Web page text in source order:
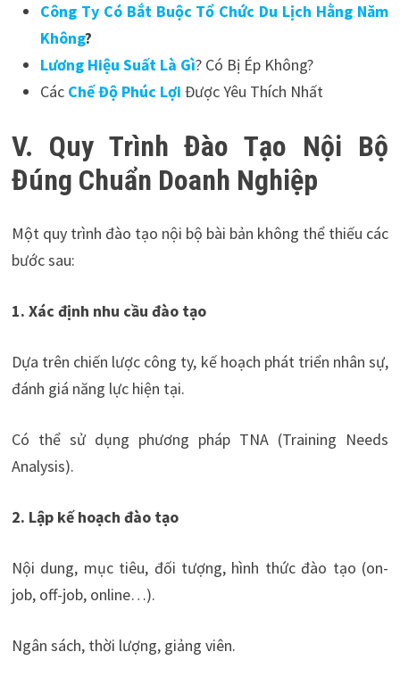
Công Ty Có Bắt Buộc Tổ Chức Du Lịch Hằng Năm
Không?
Lương Hiệu Suất Là Gì? Có Bị Ép Không?
Các Chế Độ Phúc Lợi Được Yêu Thích Nhất
V. Quy Trình Đào Tạo Nội Bộ
Đúng Chuẩn Doanh Nghiệp
Một quy trình đào tạo nội bộ bài bản không thể thiếu các
bước sau:
1. Xác định nhu cầu đào tạo
Dựa trên chiến lược công ty, kế hoạch phát triển nhân sự,
đánh giá năng lực hiện tại.
Có thể sử dụng phương pháp TNA (Training Needs
Analysis).
2. Lập kế hoạch đào tạo
Nội dung, mục tiêu, đối tượng, hình thức đào tạo (on-
job, off-job, online…).
Ngân sách, thời lượng, giảng viên.